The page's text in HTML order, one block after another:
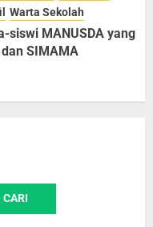
Warta Sekolah
siswi MANUSDA yang
dan SIMAMA
CARI